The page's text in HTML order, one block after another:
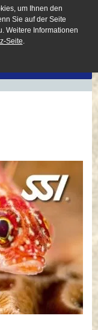
um Ihnen den
Sie auf der Seite
Weitere Informationen
Seite.